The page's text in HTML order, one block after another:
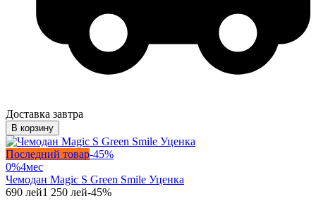
Доставка завтра
В корзину
Последний товар-45%
0%4мес
Чемодан Magic S Green Smile Уценка
690 лей1 250 лей-45%